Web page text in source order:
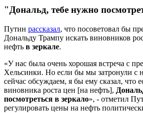
"Дональд, тебе нужно
Путин рассказал, что посоветовал бы
Дональду Трампу искать виновников
нефть в зеркале.
«У нас была очень хорошая встреча с
Хельсинки. Но если бы мы затронули с
сейчас обсуждаем, я бы ему сказал, что
виновника роста цен [на нефть],
посмотреться в зеркало», - отметил
регулировать цены на нефть